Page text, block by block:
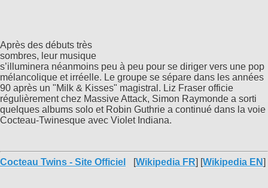
Après des débuts très
sombres, leur musique
s’illuminera néanmoins peu à peu pour se diriger vers une pop
mélancolique et irréelle. Le groupe se sépare dans les années
90 après un "Milk & Kisses" magistral. Liz Fraser officie
régulièrement chez Massive Attack, Simon Raymonde a sorti
quelques albums solo et Robin Guthrie a continué dans la voie
Cocteau-Twinesque avec Violet Indiana.
[Wikipedia FR] [Wikipedia EN]
Cocteau Twins - Site Officiel